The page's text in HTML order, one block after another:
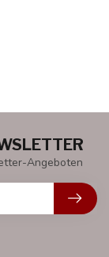
Angeboten